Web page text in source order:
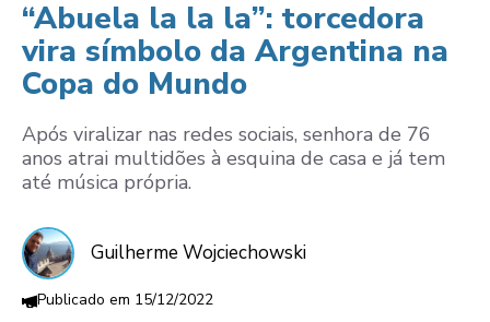
“Abuela la la la”: torcedora
vira símbolo da Argentina na
Copa do Mundo
Após viralizar nas redes sociais, senhora de 76
anos atrai multidões à esquina de casa e já tem
até música própria.
Guilherme Wojciechowski
15/12/2022